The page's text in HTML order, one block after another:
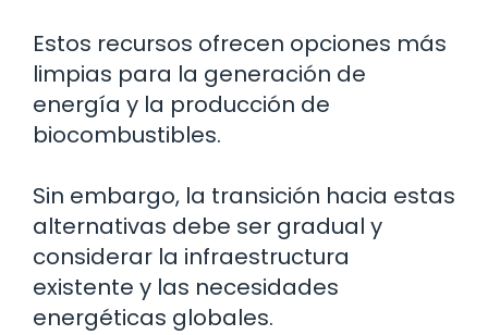
Estos recursos ofrecen opciones más
limpias para la generación de
energía y la producción de
biocombustibles.
Sin embargo, la transición hacia estas
alternativas debe ser gradual y
considerar la infraestructura
existente y las necesidades
energéticas globales.